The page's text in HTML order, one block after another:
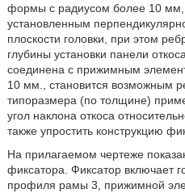
формы с радиусом более 10 мм,
установленным
плоскости головки, при этом
глубины установки панели
соединена с прижимным
10 мм., становится возможным
типоразмера (по толщине)
угол наклона откоса
также упростить конструкцию
На прилагаемом чертеже
фиксатора. Фиксатор включает
профиля рамы 3, прижимной